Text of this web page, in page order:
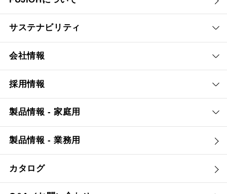
サステナビリティ
会社情報
採用情報
製品情報 - 家庭用
製品情報 - 業務用
カタログ